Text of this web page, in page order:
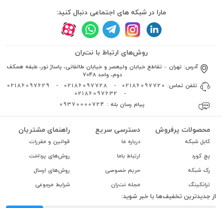
مارا در شبکه های اجتماعی دنبال کنید:
روش‌های ارتباط با نت‌ران
آدرس: تهران – تقاطع خیابان ولیعصر و خیابان طالقانی، پاساژ نور، طبقه همکف
دوم، واحد 7048
تلفن تماس: 02186097720
-
02186097728
-
02186097629
-
02186097632
پیام رسان بله : 09370000724
محصولات پرفروش
کابل شبکه
پچ کورد
رک شبکه
ترانکینگ
دسترسی سریع
درباره ما
ارتباط باما
حریم خصوصی
مجله نت‌ران
راهنمای مشتریان
قوانین و مقررات
روش‌های پرداخت
روش‌های ارسال
شرایط مرجوعی
از جدیدترین تخفیف‌ها با خبر شوید: